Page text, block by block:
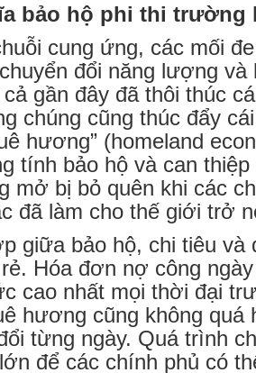
bảo hộ phi thi trường
cung ứng, các mối
đổi năng lượng và
gần đây đã thôi thúc
chúng cũng thúc đẩy
hương” (homeland
tính bảo hộ và can
mở bị bỏ quên khi các
đã làm cho thế giới trở
giữa bảo hộ, chi tiêu và
Hóa đơn nợ công
cao nhất mọi thời đại
hương cũng không
từng ngày. Quá trình
để các chính phủ có